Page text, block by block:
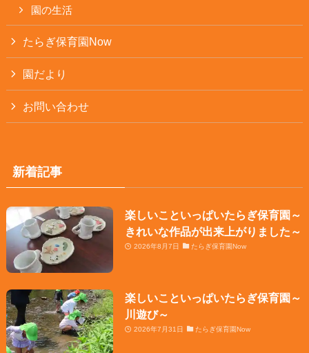
園の生活
たらぎ保育園Now
園だより
お問い合わせ
新着記事
楽しいこといっぱいたらぎ保育園～
きれいな作品が出来上がりました～
2026年8月7日 たらぎ保育園Now
楽しいこといっぱいたらぎ保育園～
川遊び～
2026年7月31日 たらぎ保育園Now